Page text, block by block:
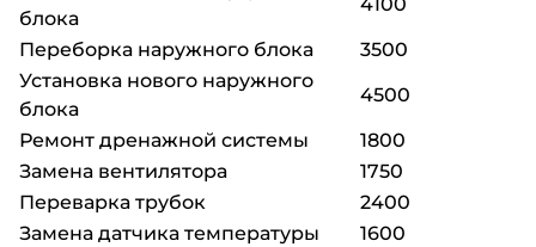
блока
Переборка наружного блока
3500
Установка нового наружного
блока
4500
Ремонт дренажной системы
1800
Замена вентилятора
1750
Переварка трубок
2400
Замена датчика температуры
1600